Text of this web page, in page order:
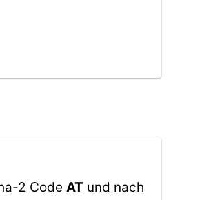
2 Code AT und nach